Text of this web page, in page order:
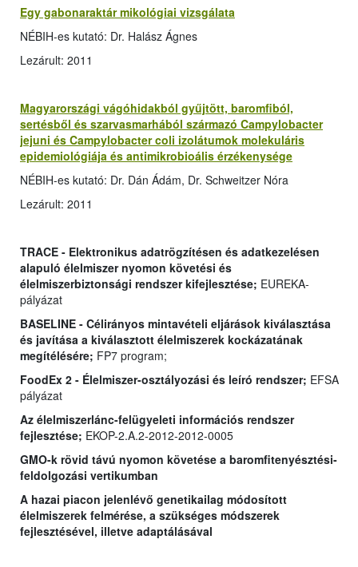
Egy gabonaraktár mikológiai vizsgálata
NÉBIH-es kutató: Dr. Halász Ágnes
Lezárult: 2011
Magyarországi vágóhidakból gyűjtött, baromfiból,
sertésből és szarvasmarhából származó Campylobacter
jejuni és Campylobacter coli izolátumok molekuláris
epidemiológiája és antimikrobioális érzékenysége
NÉBIH-es kutató: Dr. Dán Ádám, Dr. Schweitzer Nóra
Lezárult: 2011
TRACE - Elektronikus adatrögzítésen és adatkezelésen
alapuló élelmiszer nyomon követési és
élelmiszerbiztonsági rendszer kifejlesztése; EUREKA-
pályázat
BASELINE - Célirányos mintavételi eljárások kiválasztása
és javítása a kiválasztott élelmiszerek kockázatának
megítélésére; FP7 program;
FoodEx 2 - Élelmiszer-osztályozási és leíró rendszer; EFSA
pályázat
Az élelmiszerlánc-felügyeleti információs rendszer
fejlesztése; EKOP-2.A.2-2012-2012-0005
GMO-k rövid távú nyomon követése a baromfitenyésztési-
feldolgozási vertikumban
A hazai piacon jelenlévő genetikailag módosított
élelmiszerek felmérése, a szükséges módszerek
fejlesztésével, illetve adaptálásával